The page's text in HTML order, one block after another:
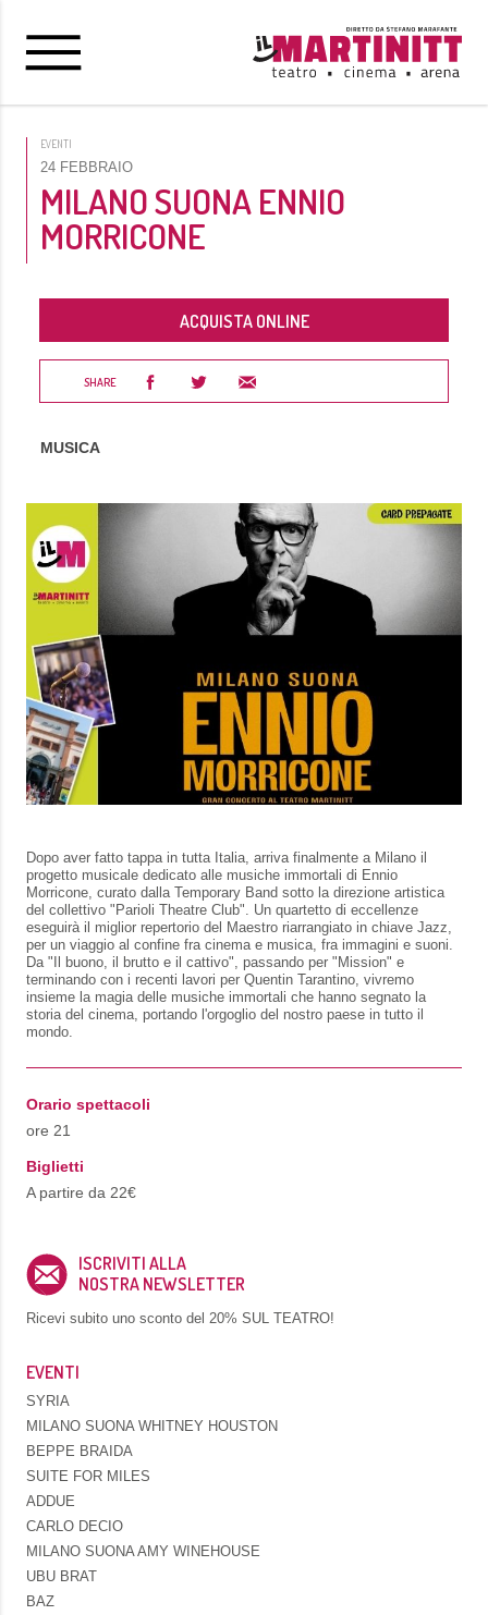
EVENTI
24 FEBBRAIO
MILANO SUONA ENNIO
MORRICONE
ACQUISTA ONLINE
SHARE
MUSICA
Dopo aver fatto tappa in tutta Italia, arriva finalmente a Milano il
progetto musicale dedicato alle musiche immortali di Ennio
Morricone, curato dalla Temporary Band sotto la direzione artistica
del collettivo "Parioli Theatre Club". Un quartetto di eccellenze
eseguirà il miglior repertorio del Maestro riarrangiato in chiave Jazz,
per un viaggio al confine fra cinema e musica, fra immagini e suoni.
Da "Il buono, il brutto e il cattivo", passando per "Mission" e
terminando con i recenti lavori per Quentin Tarantino, vivremo
insieme la magia delle musiche immortali che hanno segnato la
storia del cinema, portando l'orgoglio del nostro paese in tutto il
mondo.
Orario spettacoli
ore 21
Biglietti
A partire da 22€
ISCRIVITI ALLA
NOSTRA NEWSLETTER
Ricevi subito uno sconto del 20% SUL TEATRO!
EVENTI
SYRIA
MILANO SUONA WHITNEY HOUSTON
BEPPE BRAIDA
SUITE FOR MILES
ADDUE
CARLO DECIO
MILANO SUONA AMY WINEHOUSE
UBU BRAT
BAZ